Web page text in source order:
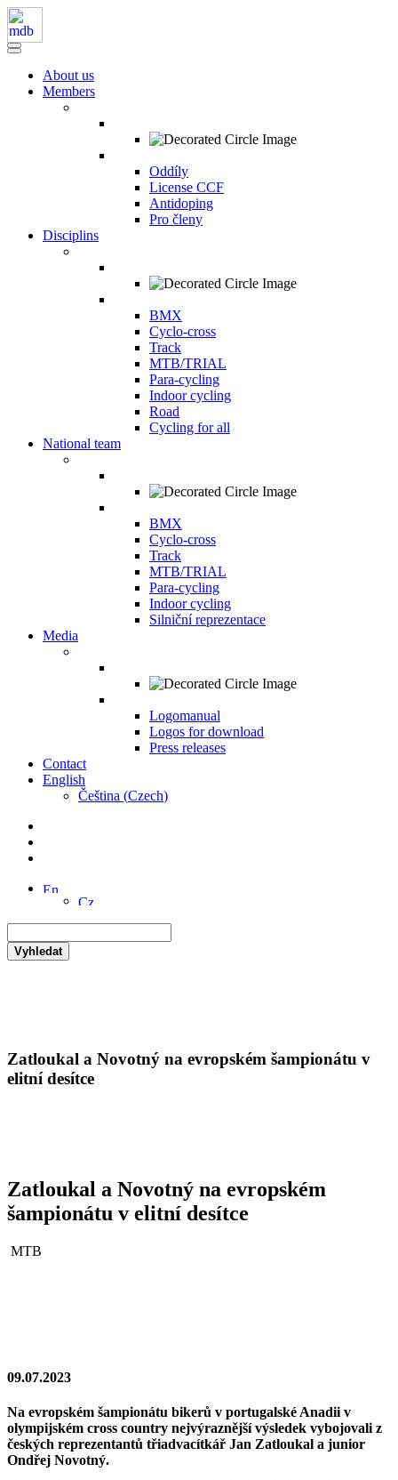
About us
Members
Oddíly
License CCF
Antidoping
Pro členy
Disciplins
BMX
Cyclo-cross
Track
MTB/TRIAL
Para-cycling
Indoor cycling
Road
Cycling for all
National team
BMX
Cyclo-cross
Track
MTB/TRIAL
Para-cycling
Indoor cycling
Silniční reprezentace
Media
Logomanual
Logos for download
Press releases
Contact
English
Čeština (Czech)
Vyhledat
Zatloukal a Novotný na evropském šampionátu v
elitní desítce
Zatloukal a Novotný na evropském
šampionátu v elitní desítce
MTB
09.07.2023
Na evropském šampionátu bikerů v portugalské Anadii v
olympijském cross country nejvýraznější výsledek vybojovali z
českých reprezentantů třiadvacítkář Jan Zatloukal a junior
Ondřej Novotný.